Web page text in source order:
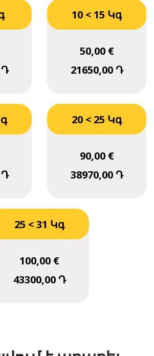
Դ
10 < 15 Կգ
50,00 €
21650,00 Դ
Դ
20 < 25 Կգ
90,00 €
38970,00 Դ
25 < 31 Կգ
100,00 €
43300,00 Դ